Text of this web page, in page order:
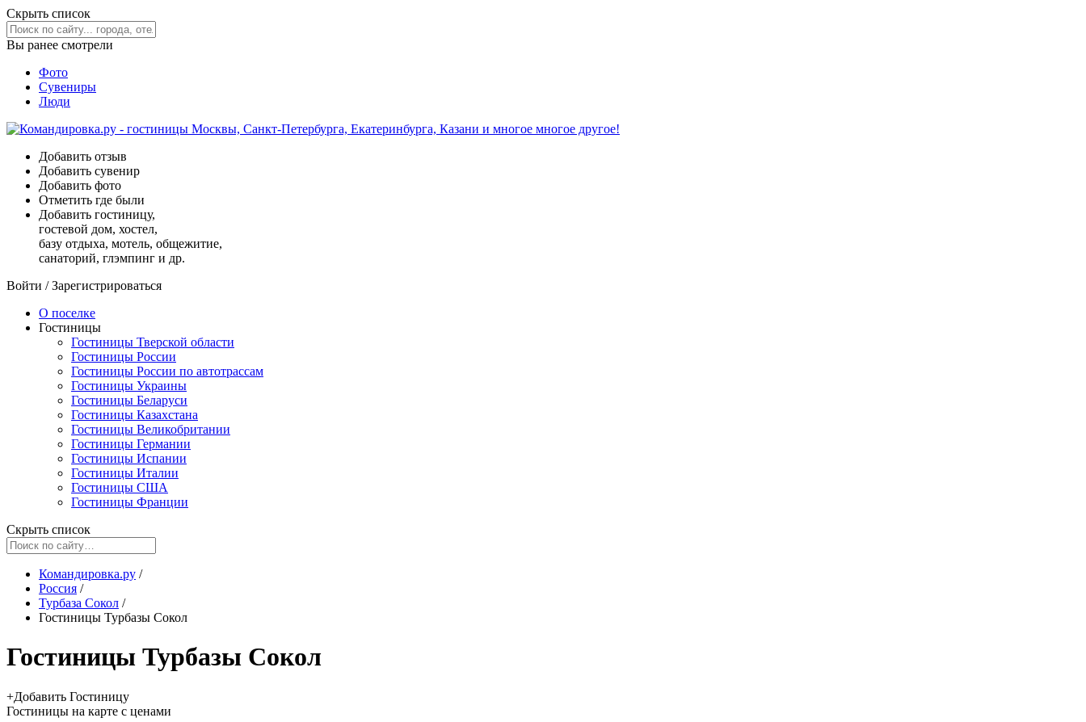
Скрыть список
Вы ранее смотрели
Фото
Сувениры
Люди
Добавить отзыв
Добавить сувенир
Добавить фото
Отметить где были
Добавить гостиницу,
гостевой дом, хостел,
базу отдыха, мотель, общежитие,
санаторий, глэмпинг и др.
Войти /Зарегистрироваться
О поселке
Гостиницы
Гостиницы Тверской области
Гостиницы России
Гостиницы России по автотрассам
Гостиницы Украины
Гостиницы Беларуси
Гостиницы Казахстана
Гостиницы Великобритании
Гостиницы Германии
Гостиницы Испании
Гостиницы Италии
Гостиницы США
Гостиницы Франции
Скрыть список
Командировка.ру /
Россия /
Турбаза Сокол /
Гостиницы Турбазы Сокол
Гостиницы Турбазы Сокол
+Добавить Гостиницу
Гостиницы на карте с ценами